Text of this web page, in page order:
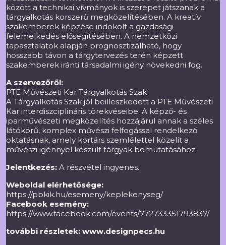
között a technikai vívmányok is szerepet játszanak a
tárgyalkotás korszerű megközelítésében. A kreatív
szakemberek képzése indokolt a gazdasági
felemelkedés elősegítésében. A nemzetközi
tapasztalatok alapján prognosztizálható, hogy
hosszabb távon a tárgytervezés terén képzett
szakemberek iránti társadalmi igény növekedni fog.
A szervezőről:
PTE Művészeti Kar Tárgyalkotás Szak
A Tárgyalkotás Szak jól beilleszkedett a PTE Művészeti
Kar interdiszciplináris törekvéseibe. A képző- és
iparművészeti megközelítés hozzájárul annak a széles
látókörű, komplex művészi felfogással rendelkező
oktatásnak, amely kortárs szemlélettel közelít a
művészi igénnyel készült tárgyak bemutatásához.
Jelentkezés: A részvétel ingyenes.
Weboldal elérhetősége:
https://pbkik.hu/esemeny/keplekenyseg/
Facebook esemény:
https://www.facebook.com/events/772733351793837/
további részletek: www.designpecs.hu